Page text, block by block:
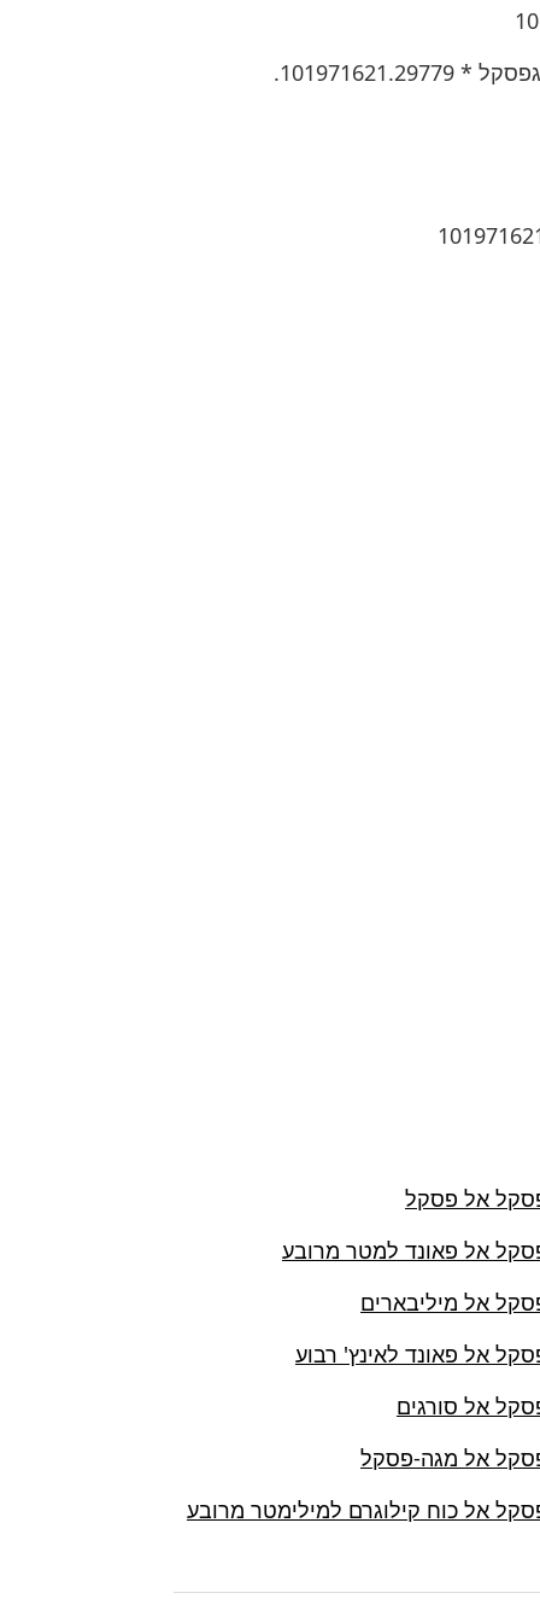
אל פסקל
אל פאונד למטר מרובע
אל מיליבארים
אל פאונד לאינץ' רבוע
אל סורגים
אל מגה-פסקל
אל כוח קילוגרם למילימטר מרובע